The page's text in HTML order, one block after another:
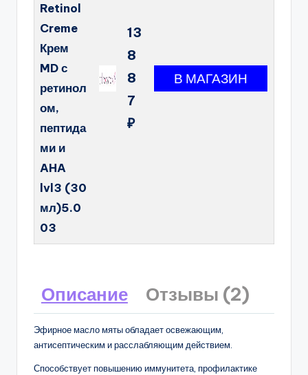
Retinol
Creme
Крем
MD с
ретинол
ом,
пептида
ми и
AHA
lvl3 (30
мл)5.0
03
13
8
8
7
₽
Описание Отзывы (2)
Эфирное масло мяты обладает освежающим,
антисептическим и расслабляющим действием.
Способствует повышению иммунитета, профилактике